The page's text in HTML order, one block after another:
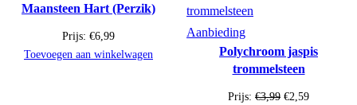
Maansteen Hart (Perzik)
Prijs: €6,99
Toevoegen aan winkelwagen
AanbiedingProduct
in
de
uitverkoop
Polychroom jaspis
trommelsteen
Prijs: €3,99 Oorspronkelijke
€2,59Huidige